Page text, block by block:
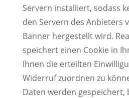
Servern installiert, sodass
den Servern des Anbieters
Banner hergestellt wird.
speichert einen Cookie in
Ihnen die erteilten
Widerruf zuordnen zu
Daten werden gespeichert,